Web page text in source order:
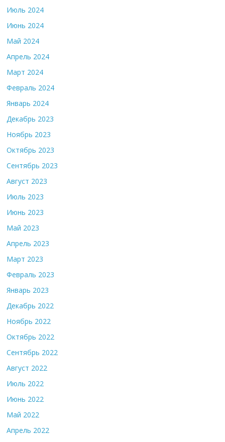
Июль 2024
Июнь 2024
Май 2024
Апрель 2024
Март 2024
Февраль 2024
Январь 2024
Декабрь 2023
Ноябрь 2023
Октябрь 2023
Сентябрь 2023
Август 2023
Июль 2023
Июнь 2023
Май 2023
Апрель 2023
Март 2023
Февраль 2023
Январь 2023
Декабрь 2022
Ноябрь 2022
Октябрь 2022
Сентябрь 2022
Август 2022
Июль 2022
Июнь 2022
Май 2022
Апрель 2022